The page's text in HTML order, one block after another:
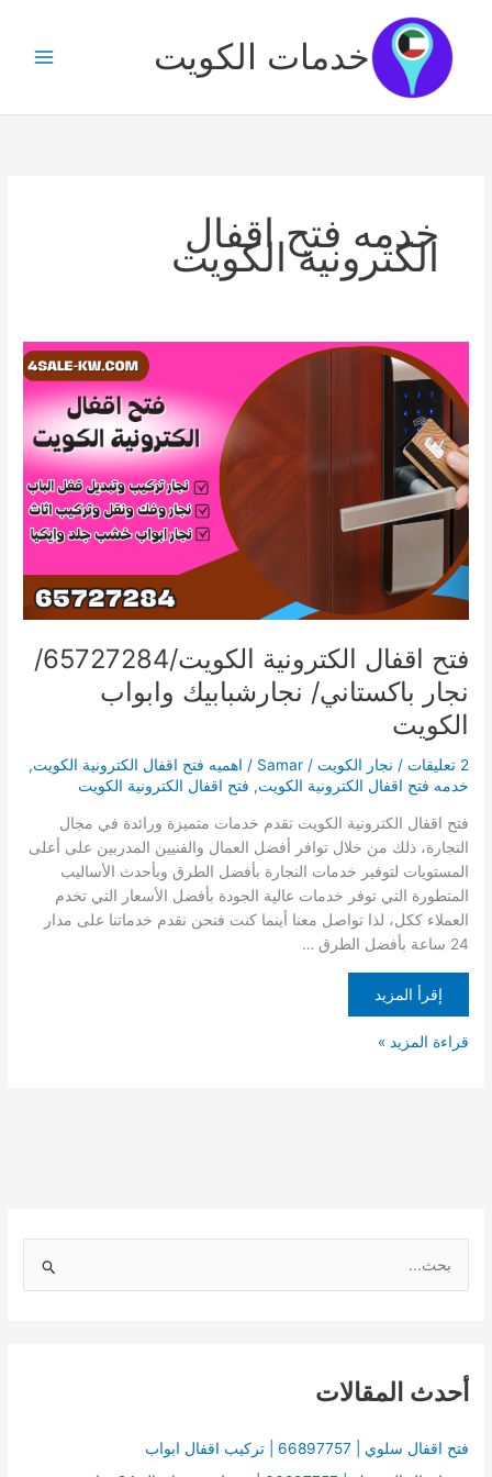
المحتوى
خدمات الكويت
خدمه فتح اقفال
الكترونية الكويت
فتح اقفال الكترونية الكويت/65727284/
نجار باكستاني/ نجارشبابيك وابواب
الكويت
2 تعليقات / نجار الكويت /
Samar
/ اهميه فتح اقفال الكترونية الكويت,
خدمه فتح اقفال الكترونية الكويت, فتح اقفال الكترونية الكويت
فتح اقفال الكترونية الكويت تقدم خدمات متميزة ورائدة في مجال
النجارة، ذلك من خلال توافر أفضل العمال والفنيين المدربين على أعلى
المستويات لتوفير خدمات النجارة بأفضل الطرق وبأحدث الأساليب
المتطورة التي توفر خدمات عالية الجودة بأفضل الأسعار التي تخدم
العملاء ككل، لذا تواصل معنا أينما كنت فنحن نقدم خدماتنا على مدار
24 ساعة بأفضل الطرق …
إقرأ المزيد
اقفال
الكترونية
نجار
باكستاني/
نجارشبابيك
وابواب
الكويت
قراءة المزيد »
ث
ن
أحدث المقالات
فتح اقفال سلوي | 66897757 | تركيب اقفال ابواب